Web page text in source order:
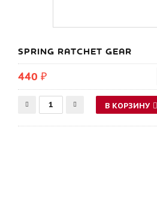
SPRING RATCHET GEAR
440 ₽
В КОРЗИНУ